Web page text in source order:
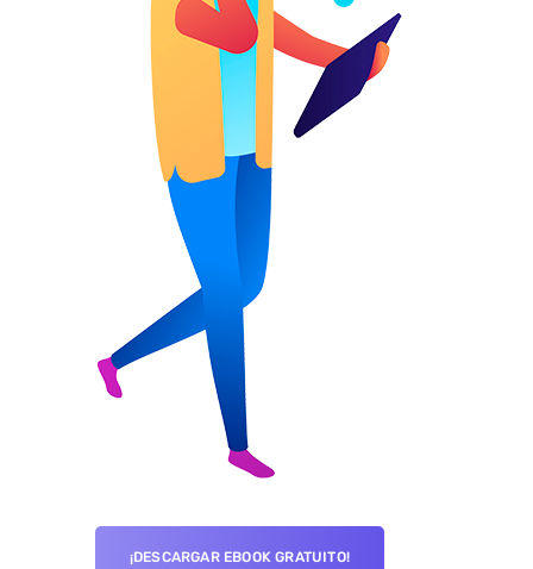
¡DESCARGAR EBOOK GRATUITO!​